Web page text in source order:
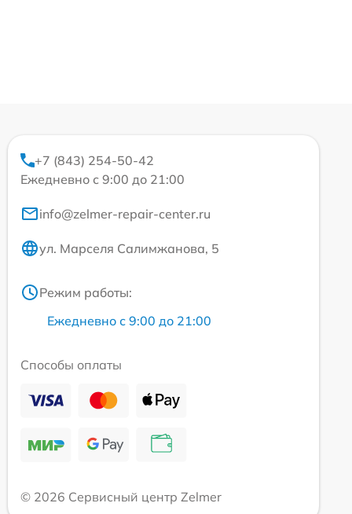
+7 (843) 254-50-42
Ежедневно с 9:00 до 21:00
info@zelmer-repair-center.ru
ул. Марселя Салимжанова, 5
Режим работы:
Ежедневно с 9:00 до 21:00
Способы оплаты
© 2026 Сервисный центр Zelmer